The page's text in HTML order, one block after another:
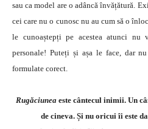
sau ca model are o adâncă învățătură.
cei care nu o cunosc nu au cum să o
le cunoaștepți pe acestea atunci
personale! Puteți și așa le face, dar
formulate corect.
Rugăciunea este cântecul inimii. Un
de cineva. Și nu oricui îi este